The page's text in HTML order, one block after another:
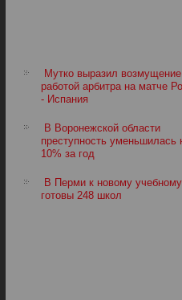
Мутко выразил возмущение
работой арбитра на матче
- Испания
В Воронежской области
преступность уменьшилась
10% за год
В Перми к новому
готовы 248 школ